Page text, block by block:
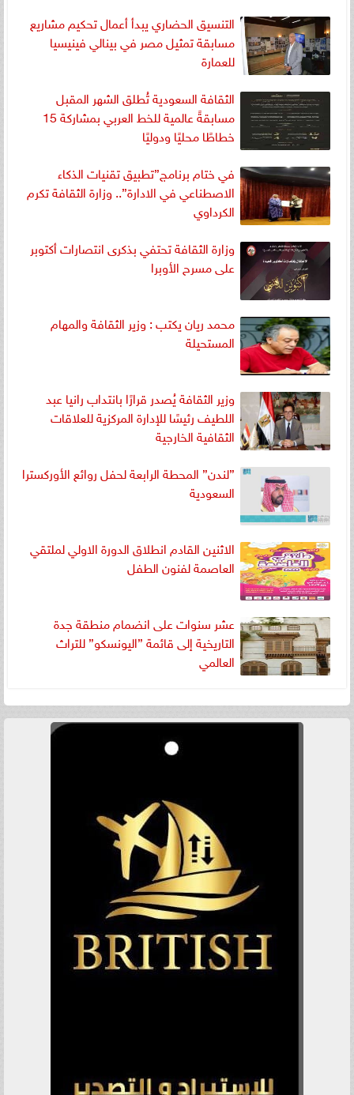
التنسيق الحضاري يبدأ أعمال تحكيم مشاريع
مسابقة تمثيل مصر في بينالي فينيسيا
للعمارة
الثقافة السعودية تُطلق الشهر المقبل
مسابقةً عالمية للخط العربي بمشاركة 15
خطاطًا محليًا ودوليًا
في ختام برنامج”تطبيق تقنيات الذكاء
الاصطناعي في الادارة”.. وزارة الثقافة تكرم
الكرداوي
وزارة الثقافة تحتفي بذكرى انتصارات أكتوبر
على مسرح الأوبرا
محمد ريان يكتب : وزير الثقافة والمهام
المستحيلة
وزير الثقافة يُصدر قرارًا بانتداب رانيا عبد
اللطيف رئيسًا للإدارة المركزية للعلاقات
الثقافية الخارجية
”لندن” المحطة الرابعة لحفل روائع الأوركسترا
السعودية
الاثنين القادم انطلاق الدورة الاولي لملتقي
العاصمة لفنون الطفل
عشر سنوات على انضمام منطقة جدة
التاريخية إلى قائمة ”اليونسكو” للتراث
العالمي